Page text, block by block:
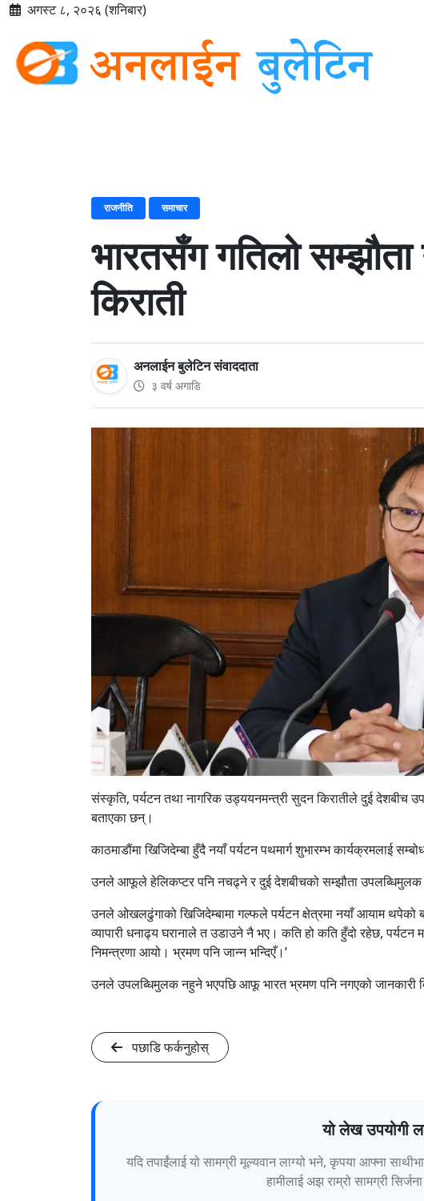
अगस्ट ८, २०२६ (शनिबार)
राजनीति समाचार
भारतसँग गतिलो
किराती
अनलाईन बुलेटिन संवाददाता
३ वर्ष अगाडि
संस्कृति, पर्यटन तथा नागरिक उड्ययनमन्त्री सुदन किरातीले दुई देशबीच
बताएका छन्।
काठमाडौंमा खिजिदेम्बा हुँदै नयाँ पर्यटन पथमार्ग शुभारम्भ कार्यक्रमलाई
उनले आफूले हेलिकप्टर पनि नचढ्ने र दुई देशबीचको सम्झौता उपलब्धिमुलक
उनले ओखलढुंगाको खिजिदेम्बामा गल्फले पर्यटन क्षेत्रमा नयाँ आयाम थपेको
व्यापारी धनाढ्य घरानाले त उडाउने नै भए। कति हो कति हुँदो रहेछ,
निमन्त्रणा आयो। भ्रमण पनि जान्न भन्दिएँ।’
उनले उपलब्धिमुलक नहुने भएपछि आफू भारत भ्रमण पनि नगएको जानकारी
पछाडि फर्कनुहोस्
यो लेख उपयोगी
यदि तपाईंलाई यो सामग्री मूल्यवान लाग्यो भने, कृपया आफ्ना
हामीलाई अझ राम्रो सामग्री